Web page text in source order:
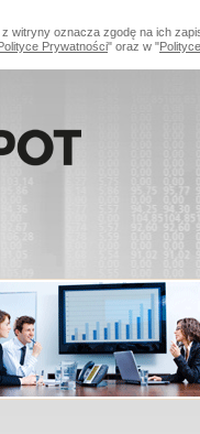
witryny oznacza zgodę na ich
Prywatności" oraz w "